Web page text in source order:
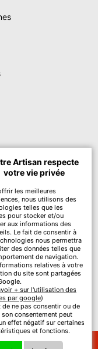
Artisan respecte
votre vie privée
les meilleures
nous utilisons des
telles que les
pour stocker et/ou
aux informations des
Le fait de consentir à
nous permettra
des données telles que
de navigation.
relatives à votre
du site sont partagées
+ sur l'utilisation des
par google)
de ne pas consentir ou de
son consentement peut
effet négatif sur certaines
et fonctions.